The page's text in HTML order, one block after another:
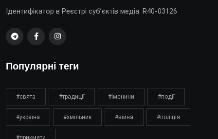
Ідентифікатор в Реєстрі суб’єктів медіа: R40-03126
Популярні теги
#свята #традиції #іменини #події
#україна #хмільник #війна #поліція
#прикмети